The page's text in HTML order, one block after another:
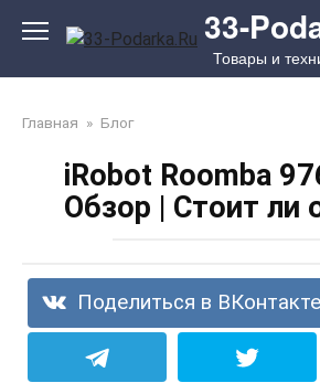
33-
Товары и
Главная » Блог
iRobot Roomba
Обзор | Стоит ли
Поделиться в ВКонтакте